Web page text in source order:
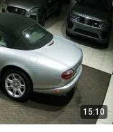
15:10